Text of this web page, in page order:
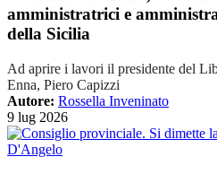
amministratrici e
della Sicilia
Ad aprire i lavori il presidente del
Enna, Piero Capizzi
Autore: Rossella Inveninato
9 lug 2026